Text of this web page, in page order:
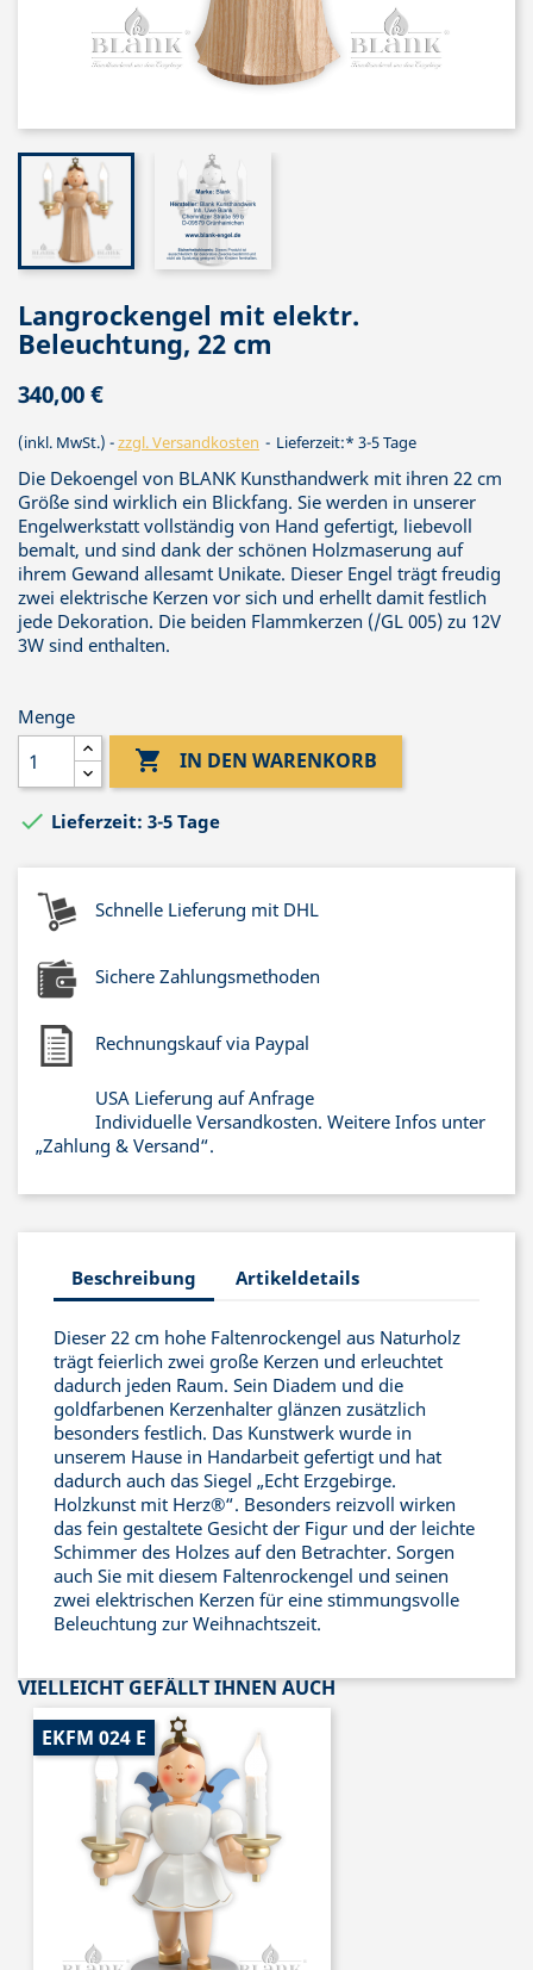
Langrockengel mit elektr.
Beleuchtung, 22 cm
340,00 €
(inkl. MwSt.) zzgl. Versandkosten Lieferzeit:* 3-5 Tage
Die Dekoengel von BLANK Kunsthandwerk mit ihren 22 cm
Größe sind wirklich ein Blickfang. Sie werden in unserer
Engelwerkstatt vollständig von Hand gefertigt, liebevoll
bemalt, und sind dank der schönen Holzmaserung auf
ihrem Gewand allesamt Unikate. Dieser Engel trägt freudig
zwei elektrische Kerzen vor sich und erhellt damit festlich
jede Dekoration. Die beiden Flammkerzen (/GL 005) zu 12V
3W sind enthalten.
Menge
 IN DEN WARENKORB
 Lieferzeit: 3-5 Tage
Schnelle Lieferung mit DHL
Sichere Zahlungsmethoden
Rechnungskauf via Paypal
USA Lieferung auf Anfrage
Individuelle Versandkosten. Weitere Infos unter
„Zahlung & Versand“.
Beschreibung Artikeldetails
Dieser 22 cm hohe Faltenrockengel aus Naturholz
trägt feierlich zwei große Kerzen und erleuchtet
dadurch jeden Raum. Sein Diadem und die
goldfarbenen Kerzenhalter glänzen zusätzlich
besonders festlich. Das Kunstwerk wurde in
unserem Hause in Handarbeit gefertigt und hat
dadurch auch das Siegel „Echt Erzgebirge.
Holzkunst mit Herz®“. Besonders reizvoll wirken
das fein gestaltete Gesicht der Figur und der leichte
Schimmer des Holzes auf den Betrachter. Sorgen
auch Sie mit diesem Faltenrockengel und seinen
zwei elektrischen Kerzen für eine stimmungsvolle
Beleuchtung zur Weihnachtszeit.
VIELLEICHT GEFÄLLT IHNEN AUCH
EKFM 024 E